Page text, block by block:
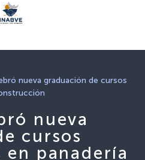
nueva graduación de cursos
nueva
cursos
en panadería